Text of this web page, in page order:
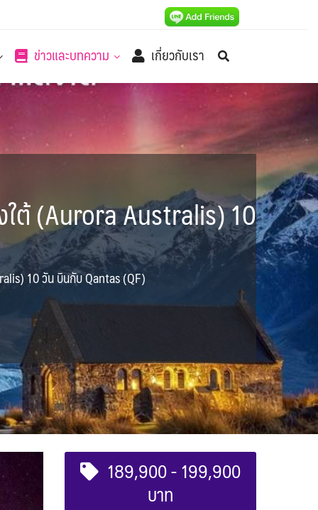
ข่าวและบทความ เกี่ยวกับเรา
ต้ (Aurora Australis) 10
10 วัน บินกับ Qantas (QF)
189,900 - 199,900
บาท